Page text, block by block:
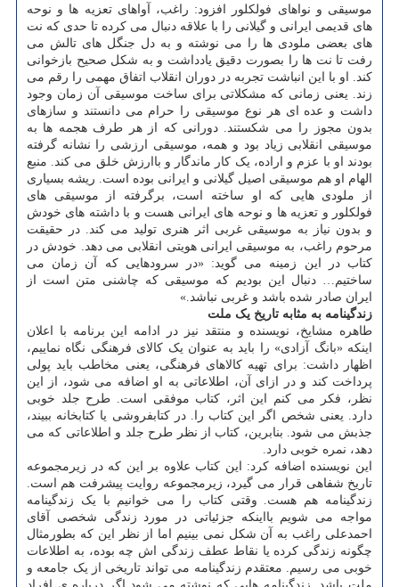
موسیقی و نواهای فولکلور افزود: راغب، آواهای تعزیه ها و نوحه
های قدیمی ایرانی و گیلانی را با علاقه دنبال می کرده تا حدی که نت
های بعضی ملودی ها را می نوشته و به دل جنگل های تالش می
رفت تا نت ها را بصورت دقیق یادداشت و به شکل صحیح بازخوانی
کند. او با این انباشت تجربه در دوران انقلاب اتفاق مهمی را رقم می
زند. یعنی زمانی که مشکلاتی برای ساخت موسیقی آن زمان وجود
داشت و عده ای هر نوع موسیقی را حرام می دانستند و سازهای
بدون مجوز را می شکستند. دورانی که از هر طرف هجمه ها به
موسیقی انقلابی زیاد بود و همه، موسیقی ارزشی را نشانه گرفته
بودند او با عزم و اراده، یک کار ماندگار و باارزش خلق می کند. منبع
الهام او هم موسیقی اصیل گیلانی و ایرانی بوده است. ریشه بسیاری
از ملودی هایی که او ساخته است، برگرفته از موسیقی های
فولکلور و تعزیه ها و نوحه های ایرانی هست و با داشته های خودش
و بدون نیاز به موسیقی غربی اثر هنری تولید می کند. در حقیقت
مرحوم راغب، به موسیقی ایرانی هویتی انقلابی می دهد. خودش در
کتاب در این زمینه می گوید: «در سرودهایی که آن زمان می
ساختیم… دنبال این بودیم که موسیقی که چاشنی متن است از
ایران صادر شده باشد و غربی نباشد.»
زندگینامه به مثابه تاریخ یک ملت
طاهره مشایخ، نویسنده و منتقد نیز در ادامه این برنامه با اعلان
اینکه «بانگ آزادی» را باید به عنوان یک کالای فرهنگی نگاه نماییم،
اظهار داشت: برای تهیه کالاهای فرهنگی، یعنی مخاطب باید پولی
پرداخت کند و در ازای آن، اطلاعاتی به او اضافه می شود، از این
نظر، فکر می کنم این اثر، کتاب موفقی است. طرح جلد خوبی
دارد. یعنی شخص اگر این کتاب را. در کتابفروشی یا کتابخانه ببیند،
جذبش می شود. بنابرین، کتاب از نظر طرح جلد و اطلاعاتی که می
دهد، نمره خوبی دارد.
این نویسنده اضافه کرد: این کتاب علاوه بر این که در زیرمجموعه
تاریخ شفاهی قرار می گیرد، زیرمجموعه روایت پیشرفت هم است.
زندگینامه هم هست. وقتی کتاب را می خوانیم با یک زندگینامه
مواجه می شویم بااینکه جزئیاتی در مورد زندگی شخصی آقای
احمدعلی راغب به آن شکل نمی بینیم اما از نظر این که بطورمثال
چگونه زندگی کرده یا نقاط عطف زندگی اش چه بوده، به اطلاعات
خوبی می رسیم. معتقدم زندگینامه می تواند تاریخی از یک جامعه و